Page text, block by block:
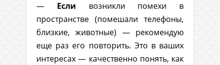
— Если возникли помехи в
пространстве (помешали телефоны,
близкие, животные) — рекомендую
еще раз его повторить. Это в ваших
интересах — качественно понять, как